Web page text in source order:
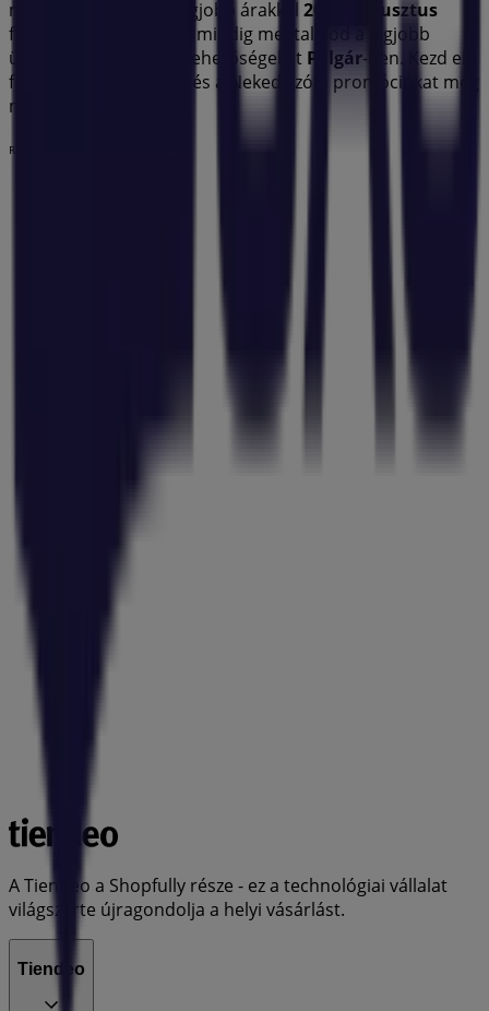
maradj naprakész a legjobb árakkal 2026 augusztus
folyamán. A Tiendeo-n mindig megtalálod a legjobb
üzleteket és vásárlási lehetőségeket Polgár-ben. Kezd el
felfedezni az üzleteket és a Neked szóló promóciókat még
ma!
Reklám
A Tiendeo a Shopfully része - ez a technológiai vállalat
világszerte újragondolja a helyi vásárlást.
Tiendeo